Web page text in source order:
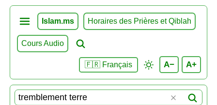
Islam.ms Horaires des Prières et Qiblah
Cours Audio
🇫🇷 Français A− A+